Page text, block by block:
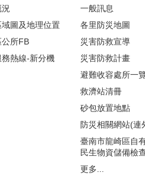
況
圖及地理位置
所FB
熱線-新分機
一般訊息
各里防災地圖
災害防救宣導
災害防救計畫
避難收容處所一
救濟站清冊
砂包放置地點
防災相關網站(連
臺南市龍崎區自
民生物資儲備檢
更多...